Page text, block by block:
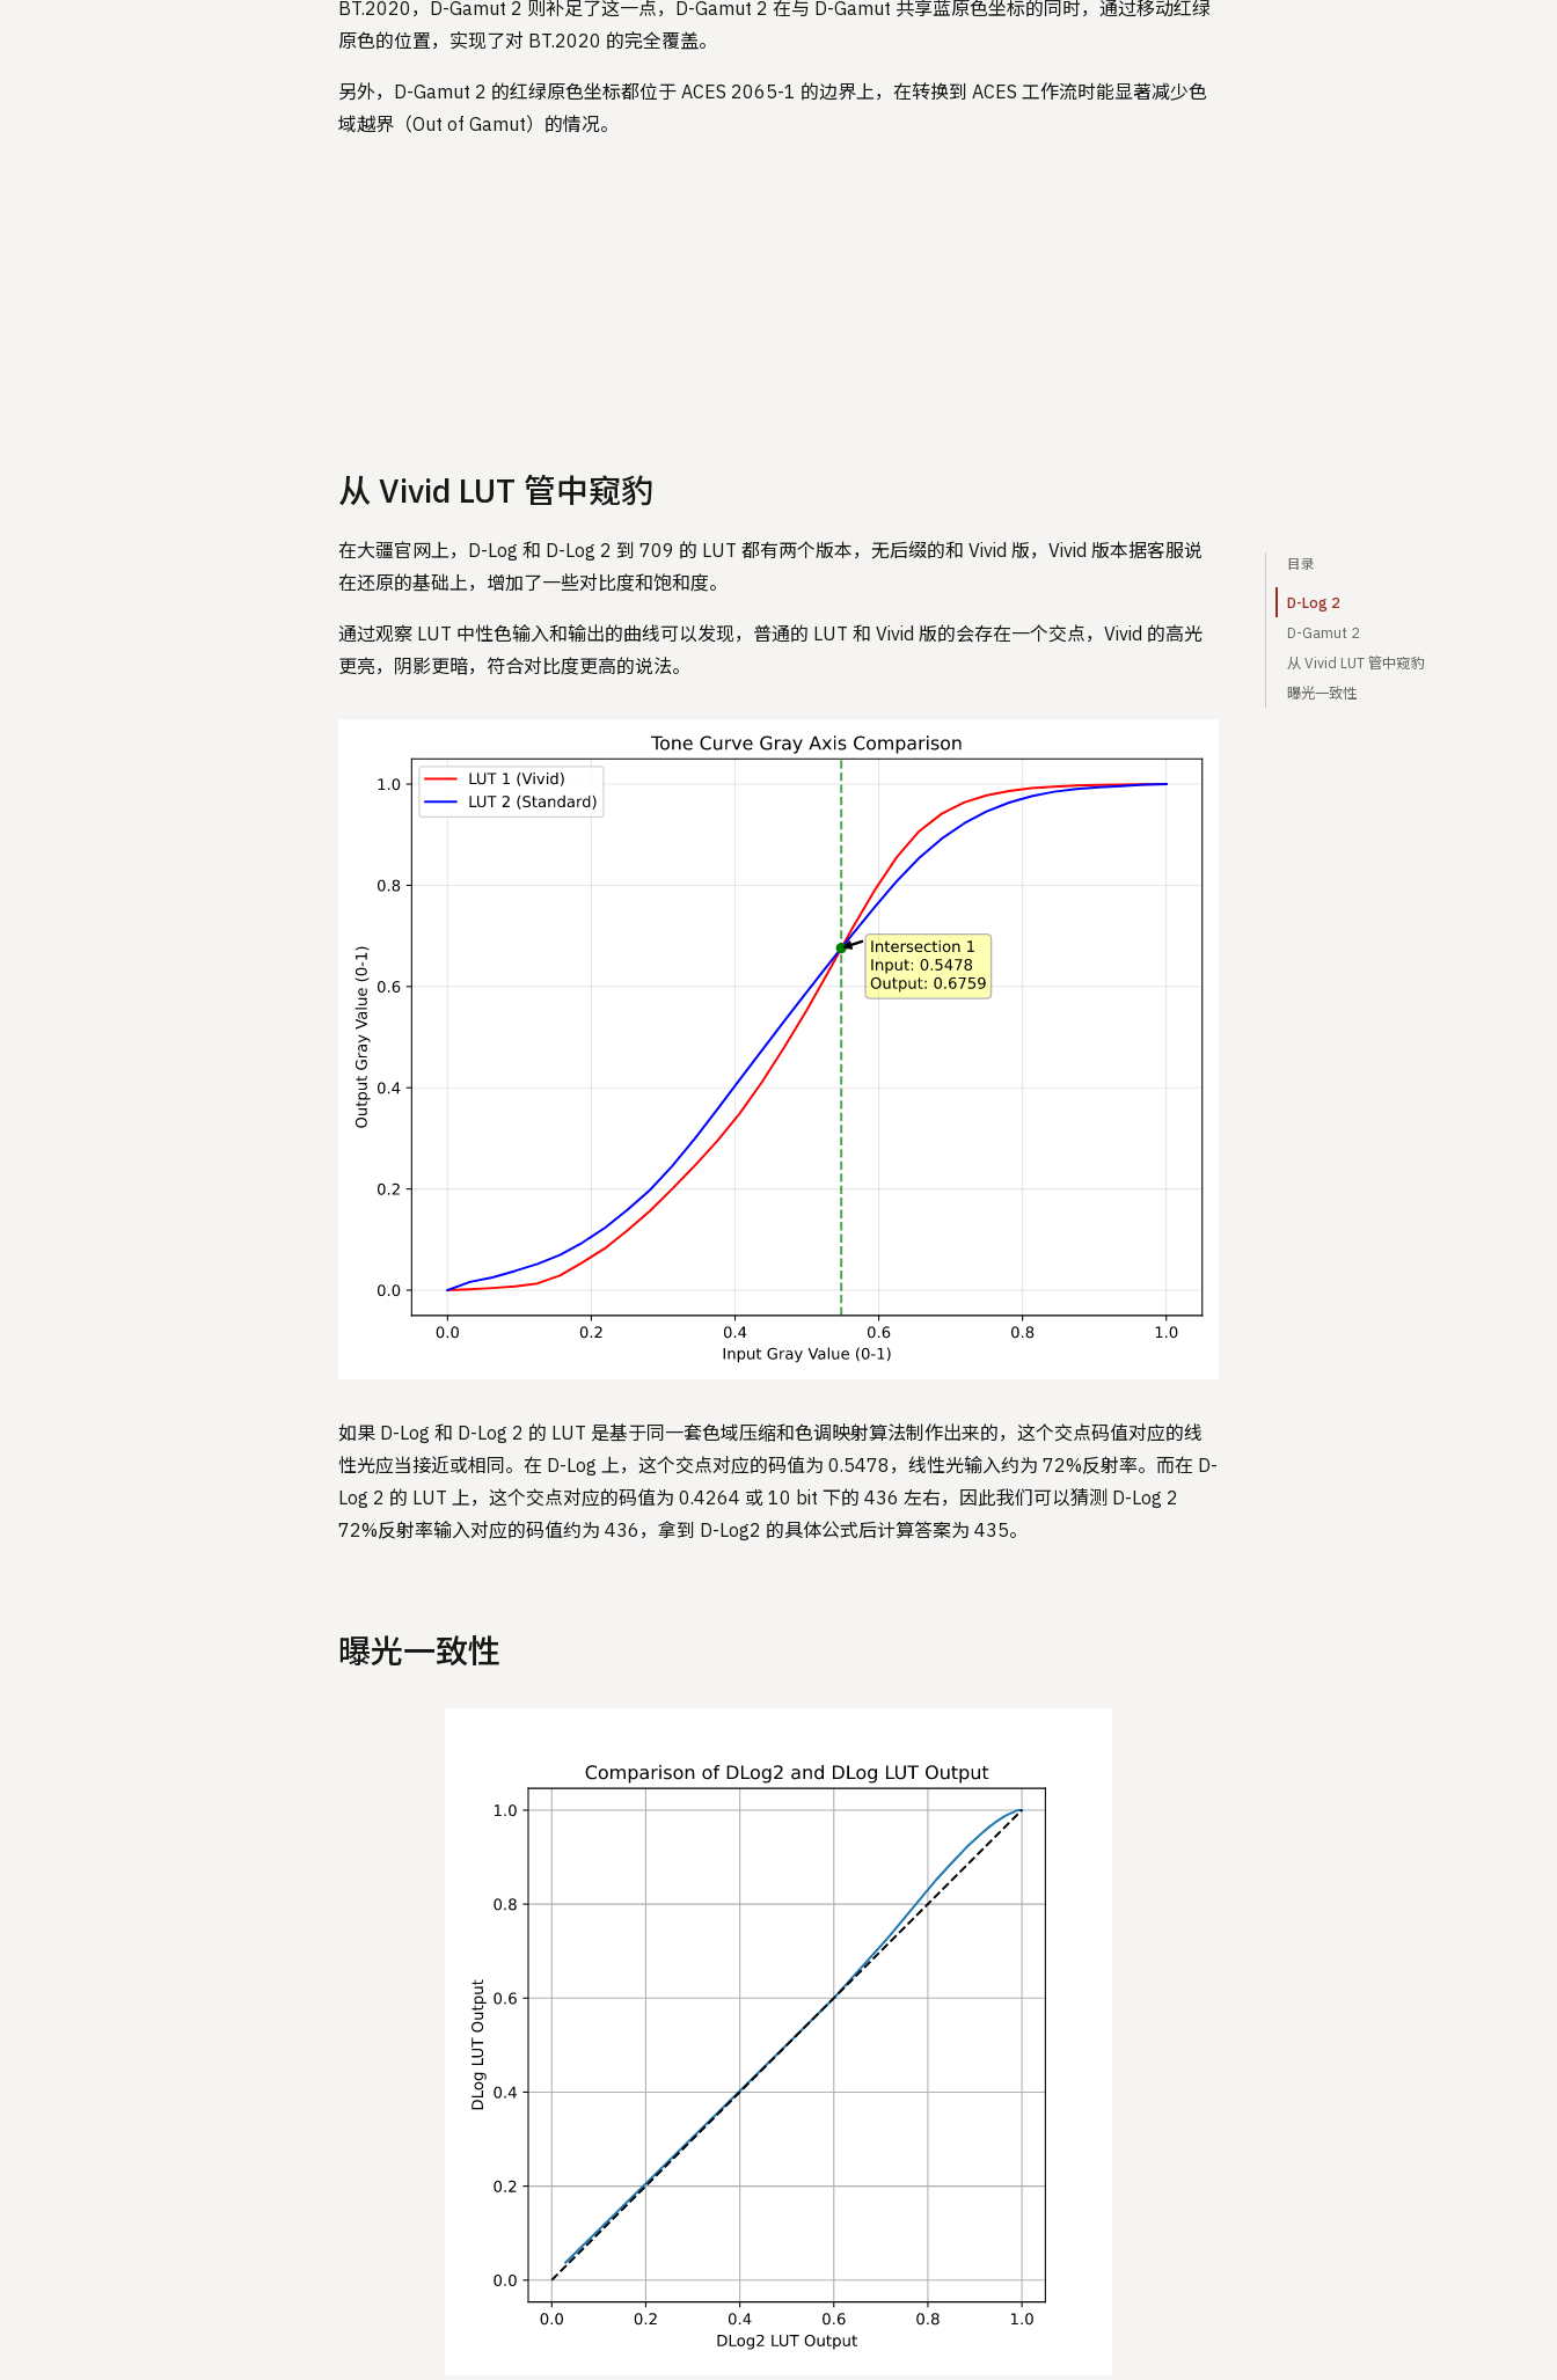
目录
D-Log 2
D-Gamut 2
从 Vivid LUT 管中窥豹
曝光一致性
BT.2020，D-Gamut 2 则补足了这一点，D-Gamut 2 在与 D-Gamut 共享蓝原色坐标的同时，通过移动红绿
原色的位置，实现了对 BT.2020 的完全覆盖。
另外，D-Gamut 2 的红绿原色坐标都位于 ACES 2065-1 的边界上，在转换到 ACES 工作流时能显著减少色
域越界（Out of Gamut）的情况。
从 Vivid LUT 管中窥豹
在大疆官网上，D-Log 和 D-Log 2 到 709 的 LUT 都有两个版本，无后缀的和 Vivid 版，Vivid 版本据客服说
在还原的基础上，增加了一些对比度和饱和度。
通过观察 LUT 中性色输入和输出的曲线可以发现，普通的 LUT 和 Vivid 版的会存在一个交点，Vivid 的高光
更亮，阴影更暗，符合对比度更高的说法。
如果 D-Log 和 D-Log 2 的 LUT 是基于同一套色域压缩和色调映射算法制作出来的，这个交点码值对应的线
性光应当接近或相同。在 D-Log 上，这个交点对应的码值为 0.5478，线性光输入约为 72%反射率。而在 D-
Log 2 的 LUT 上，这个交点对应的码值为 0.4264 或 10 bit 下的 436 左右，因此我们可以猜测 D-Log 2
72%反射率输入对应的码值约为 436，拿到 D-Log2 的具体公式后计算答案为 435。
曝光一致性